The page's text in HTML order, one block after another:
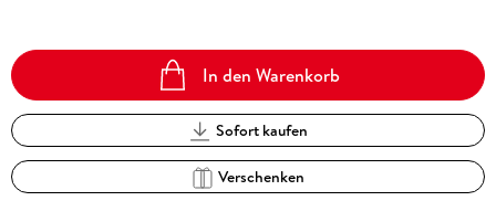
In den Warenkorb
Sofort kaufen
Verschenken